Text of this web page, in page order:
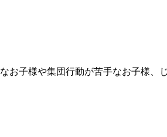
お子様や集団行動が苦手なお子様